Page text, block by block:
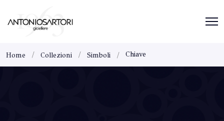
Home Collezioni Simboli Chiave